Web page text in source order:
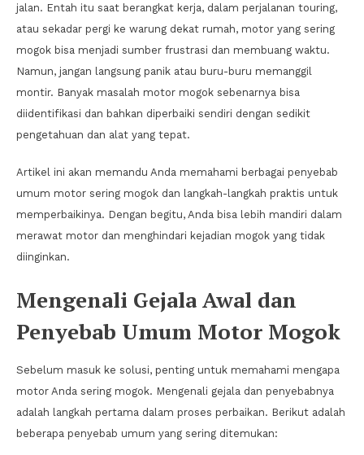
jalan. Entah itu saat berangkat kerja, dalam perjalanan touring,
atau sekadar pergi ke warung dekat rumah, motor yang sering
mogok bisa menjadi sumber frustrasi dan membuang waktu.
Namun, jangan langsung panik atau buru-buru memanggil
montir. Banyak masalah motor mogok sebenarnya bisa
diidentifikasi dan bahkan diperbaiki sendiri dengan sedikit
pengetahuan dan alat yang tepat.
Artikel ini akan memandu Anda memahami berbagai penyebab
umum motor sering mogok dan langkah-langkah praktis untuk
memperbaikinya. Dengan begitu, Anda bisa lebih mandiri dalam
merawat motor dan menghindari kejadian mogok yang tidak
diinginkan.
Mengenali Gejala Awal dan
Penyebab Umum Motor Mogok
Sebelum masuk ke solusi, penting untuk memahami mengapa
motor Anda sering mogok. Mengenali gejala dan penyebabnya
adalah langkah pertama dalam proses perbaikan. Berikut adalah
beberapa penyebab umum yang sering ditemukan: